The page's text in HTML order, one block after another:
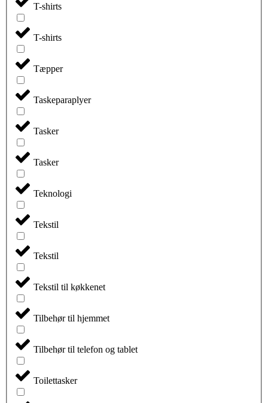
T-shirts
T-shirts
Tæpper
Taskeparaplyer
Tasker
Tasker
Teknologi
Tekstil
Tekstil
Tekstil til køkkenet
Tilbehør til hjemmet
Tilbehør til telefon og tablet
Toilettasker